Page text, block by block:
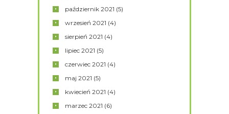
październik2021 (5)
wrzesień2021 (4)
sierpień2021 (4)
lipiec2021 (5)
czerwiec2021 (4)
maj2021 (5)
kwiecień2021 (4)
marzec2021 (6)